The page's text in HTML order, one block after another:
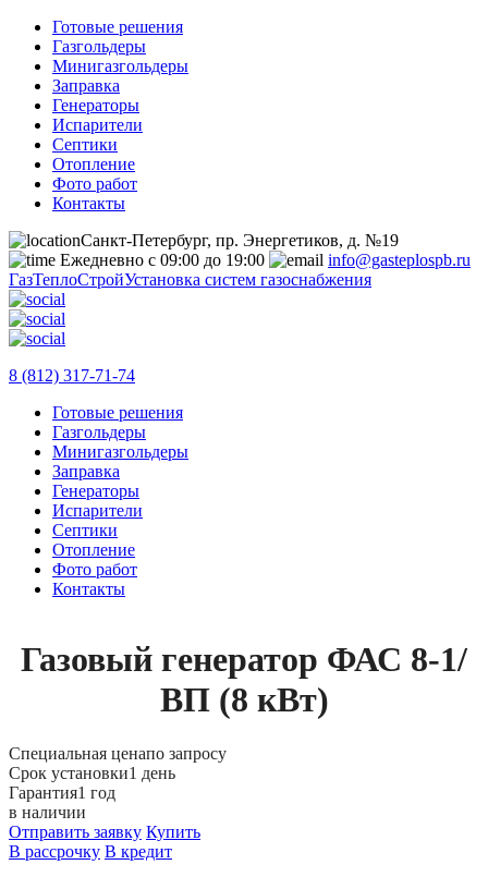
Готовые решения
Газгольдеры
Минигазгольдеры
Заправка
Генераторы
Испарители
Септики
Отопление
Фото работ
Контакты
Санкт-Петербург, пр. Энергетиков, д. №19
Ежедневно с 09:00 до 19:00
info@gasteplospb.ru
ГазТеплоСтройУстановка систем газоснабжения
8 (812) 317-71-74
Готовые решения
Газгольдеры
Минигазгольдеры
Заправка
Генераторы
Испарители
Септики
Отопление
Фото работ
Контакты
Газовый генератор ФАС 8-1/
ВП (8 кВт)
Специальная ценапо запросу
Срок установки1 день
Гарантия1 год
в наличии
Отправить заявку Купить
В рассрочку В кредит